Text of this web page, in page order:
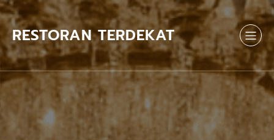
Skip
to
content
RESTORAN TERDEKAT